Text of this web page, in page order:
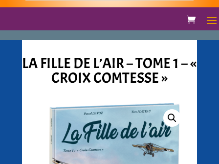
LA FILLE DE L’AIR – TOME 1 – «
CROIX COMTESSE »